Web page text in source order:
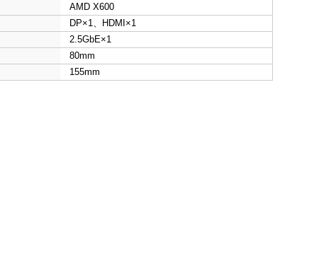
AMD X600
DP×1、HDMI×1
2.5GbE×1
80mm
155mm